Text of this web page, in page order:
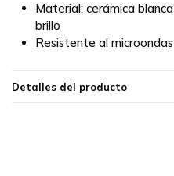
Material: cerámica
brillo
Resistente al
Detalles del producto